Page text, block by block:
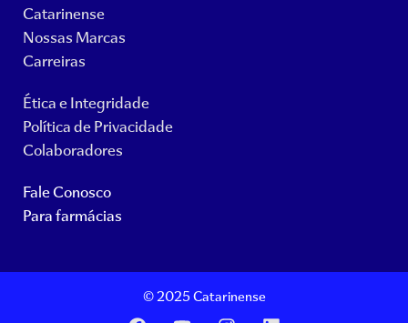
Catarinense
Nossas Marcas
Carreiras
Ética e Integridade
Política de Privacidade
Colaboradores
Fale Conosco
Para farmácias
© 2025 Catarinense
F Y I L